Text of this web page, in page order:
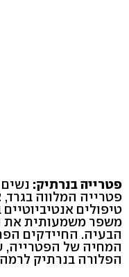
פטרייה בנרתיק:
פטרייה המלווה
טיפולים
משפר משמעותית את
הבעיה. החיידקים
המחיה של הפטרייה,
הפלורה בנרתיק